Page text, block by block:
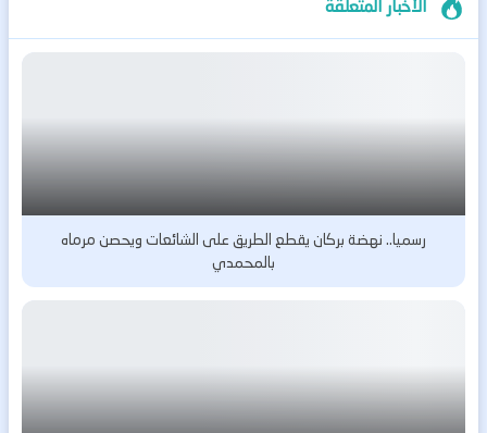
الأخبار المتعلقة
رسميا.. نهضة بركان يقطع الطريق على الشائعات ويحصن مرماه
بالمحمدي